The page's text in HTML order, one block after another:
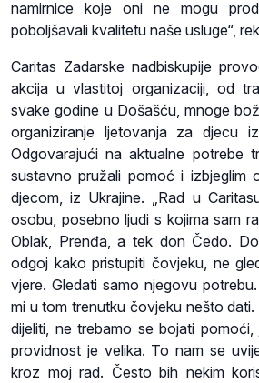
namirnice koje oni ne mogu
poboljšavali kvalitetu naše usluge“,
Caritas Zadarske nadbiskupije
akcija u vlastitoj organizaciji, od
svake godine u Došašću, mnoge
organiziranje ljetovanja za djecu
Odgovarajući na aktualne potrebe
sustavno pružali pomoć i izbjeglim
djecom, iz Ukrajine. „Rad u
osobu, posebno ljudi s kojima sam
Oblak, Prenđa, a tek don Čedo.
odgoj kako pristupiti čovjeku, ne
vjere. Gledati samo njegovu
mi u tom trenutku čovjeku nešto
dijeliti, ne trebamo se bojati
providnost je velika. To nam se
kroz moj rad. Često bih nekim